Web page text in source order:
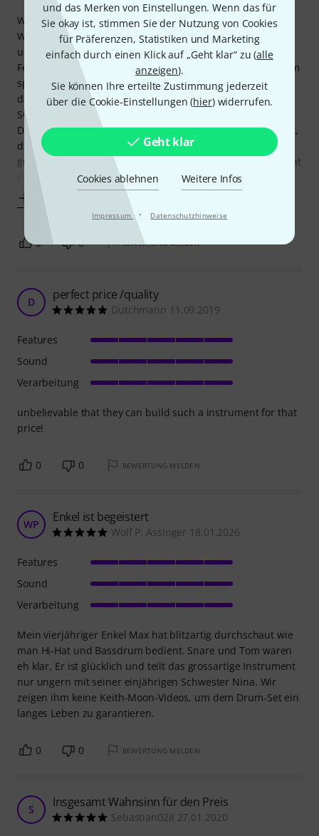
und das Merken von Einstellungen. Wenn das für
Sie okay ist, stimmen Sie der Nutzung von Cookies
für Präferenzen, Statistiken und Marketing
einfach durch einen Klick auf „Geht klar“ zu (alle
anzeigen).
Sie können Ihre erteilte Zustimmung jederzeit
über die Cookie-Einstellungen (hier) widerrufen.
Geht klar
Cookies ablehnen Weitere Infos
Impressum · Datenschutzhinweise
Wir haben das Teil für unseren 3-Jährigen letztes
Weihnachten unter den Baum gestellt und er war hin und
und weg! Und das Beste: Er ist es noch!
Features: Da ist eigentlich alles dran, was man benötigt, um
spielen zu lernen (oder einfach nur Krach zu machen... ja,
das Ding ist natürlich laut, aber is ja halt auch ein
SCHLAGZEUG und keine Harfe ;)...)
Der Sound: Erwartet man ein mega gutklingendes Drumset,
dann ... selber Schuld. Es ist eben ein vergleichsweise
günstiges Kinderschlagzeug zum lernen, ABER: Dafür macht
es seine Sache sehr gut! Es klingt bei
0 0 BEWERTUNG MELDEN
D perfect price /quality
Dutchmann 11.09.2019
unbelievable that they can build such a instrument for that
price!
Features
Sound
Verarbeitung
0 0 BEWERTUNG MELDEN
WP Enkel ist begeistert
Wolf P. Assinger 18.01.2026
Mein vierjähriger Enkel Max hat blitzartig durchschaut wie
man Hi-Hat und Bassdrum bedient. Snare und Tom waren
eh klar. Er ist glücklich und teilt das grossartige Instrument
nur ungern mit seiner einjährigen Schwester Nina. Wir
zeigen ihm keine Keith-Moon-Videos, um dem Drum-Set ein
langes Leben zu garantieren.
Features
Sound
Verarbeitung
0 0 BEWERTUNG MELDEN
S Insgesamt Wahnsinn für den Preis
Sebastian028 27.01.2020